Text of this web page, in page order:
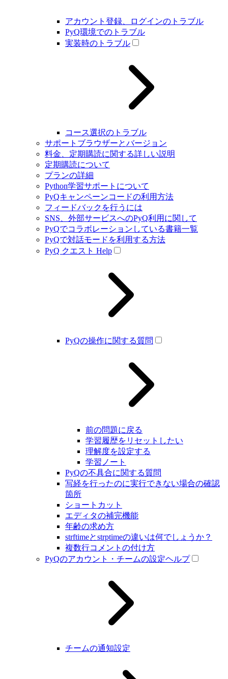
アカウント登録、ログインのトラブル
PyQ環境でのトラブル
実装時のトラブル
コース選択のトラブル
サポートブラウザーとバージョン
料金、定期購読に関する詳しい説明
定期購読について
プランの詳細
Python学習サポートについて
PyQキャンペーンコードの利用方法
フィードバックを行うには
SNS、外部サービスへのPyQ利用に関して
PyQでコラボレーションしている書籍一覧
PyQで対話モードを利用する方法
PyQ クエスト Help
PyQの操作に関する質問
前の問題に戻る
学習履歴をリセットしたい
理解度を設定する
学習ノート
PyQの不具合に関する質問
写経を行ったのに実行できない場合の確認
箇所
ショートカット
エディタの補完機能
年齢の求め方
strftimeとstrptimeの違いは何でしょうか？
複数行コメントの付け方
PyQのアカウント・チームの設定ヘルプ
チームの通知設定